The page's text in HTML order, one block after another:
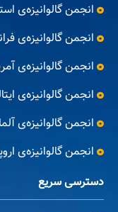
انجمن گالوانیزه‌ی
انجمن گالوانیزه‌ی
انجمن گالوانیزه‌ی
انجمن گالوانیزه‌ی
انجمن گالوانیزه‌ی
انجمن گالوانیزه‌ی اروپا
دسترسی سریع